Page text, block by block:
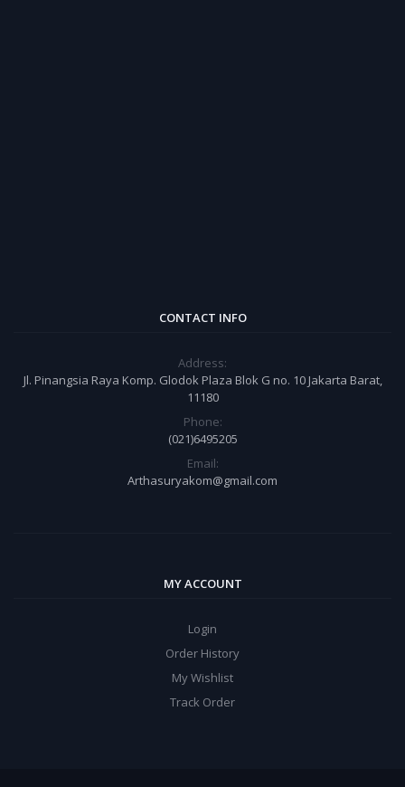
CONTACT INFO
Address:
Jl. Pinangsia Raya Komp. Glodok Plaza Blok G no. 10 Jakarta Barat,
11180
Phone:
(021)6495205
Email:
Arthasuryakom@gmail.com
MY ACCOUNT
Login
Order History
My Wishlist
Track Order